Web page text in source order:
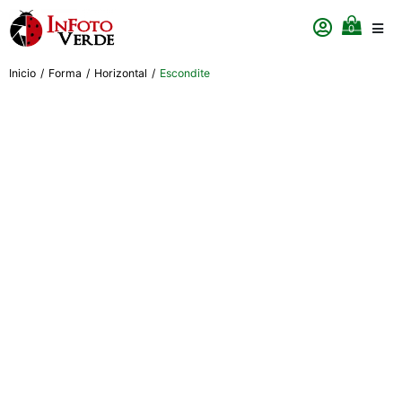
0
Inicio / Forma / Horizontal / Escondite